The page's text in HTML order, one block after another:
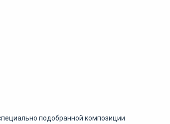
подобранной композиции